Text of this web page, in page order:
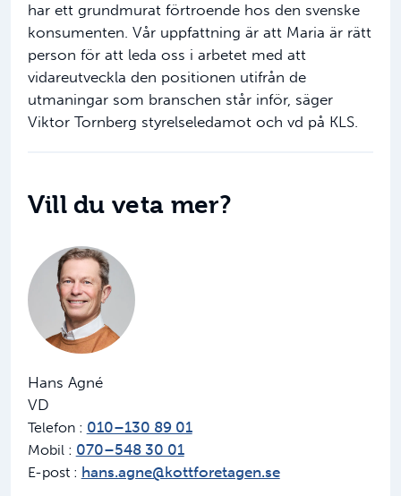
har ett grundmurat förtroende hos den svenske
konsumenten. Vår uppfattning är att Maria är rätt
person för att leda oss i arbetet med att
vidareutveckla den positionen utifrån de
utmaningar som branschen står inför, säger
Viktor Tornberg styrelseledamot och vd på KLS.
Vill du veta mer?
Hans Agné
VD
Telefon : 010–130 89 01
Mobil : 070–548 30 01
E-post : hans.agne@kottforetagen.se